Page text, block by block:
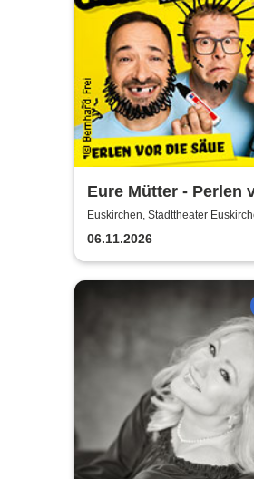
Eure Mütter - Perlen
Säue - Das Best Of
Jubiläum
Euskirchen, Stadttheater
06.11.2026